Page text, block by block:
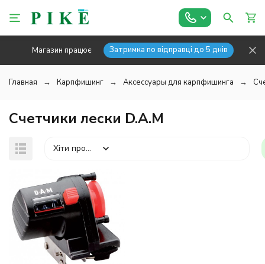
Магазин працює Затримка по відправці до 5 днів
Главная Карпфишинг Аксессуары для карпфишинга
Счетчики лески D.A.M
Хіти продажів